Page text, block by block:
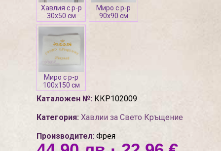
Хавлия с р-р
30х50 см
Миро с р-р
90х90 см
Миро с р-р
100х150 см
Каталожен №: ККР102009
Категория: Хавлии за Свето Кръщение
Производител: Фрея